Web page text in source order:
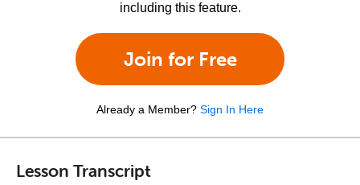
including this feature.
Join for Free
Already a Member? Sign In Here
Lesson Transcript